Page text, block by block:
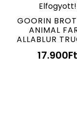
Elfogyott!
GOORIN
ANIMAL
ALLABLUR
17.900Ft